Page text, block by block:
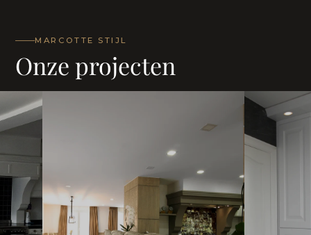
MARCOTTE STIJL
Onze projecten